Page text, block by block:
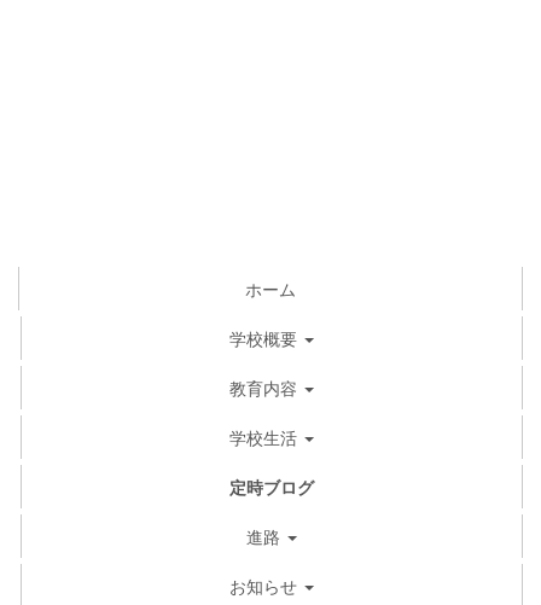
ホーム
学校概要
教育内容
学校生活
定時ブログ
進路
お知らせ